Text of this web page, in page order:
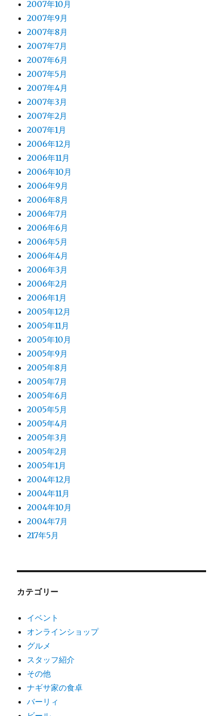
2007年10月
2007年9月
2007年8月
2007年7月
2007年6月
2007年5月
2007年4月
2007年3月
2007年2月
2007年1月
2006年12月
2006年11月
2006年10月
2006年9月
2006年8月
2006年7月
2006年6月
2006年5月
2006年4月
2006年3月
2006年2月
2006年1月
2005年12月
2005年11月
2005年10月
2005年9月
2005年8月
2005年7月
2005年6月
2005年5月
2005年4月
2005年3月
2005年2月
2005年1月
2004年12月
2004年11月
2004年10月
2004年7月
217年5月
カテゴリー
イベント
オンラインショップ
グルメ
スタッフ紹介
その他
ナギサ家の食卓
バーリィ